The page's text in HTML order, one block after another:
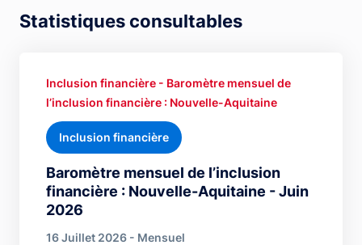
Statistiques consultables
Baromètre mensuel de l’inclusion
financière : Nouvelle-Aquitaine - Juin
2026
Inclusion financière - Baromètre mensuel de
l’inclusion financière : Nouvelle-Aquitaine
Inclusion financière
16 Juillet 2026 - Mensuel